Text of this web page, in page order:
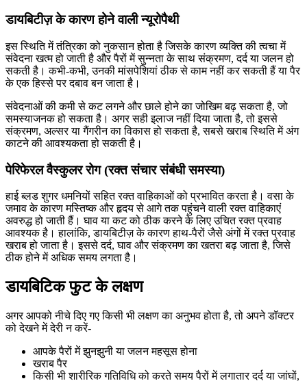
डायबिटीज़ के कारण होने वाली न्यूरोपैथी
इस स्थिति में तंत्रिका को नुकसान होता है जिसके कारण व्यक्ति की त्वचा में
संवेदना खत्म हो जाती है और पैरों में सुन्नता के साथ संक्रमण, दर्द या जलन हो
सकती है। कभी-कभी, उनकी मांसपेशियां ठीक से काम नहीं कर सकती हैं या पैर
के एक हिस्से पर दबाव बन जाता है।
संवेदनाओं की कमी से कट लगने और छाले होने का जोखिम बढ़ सकता है, जो
समस्याजनक हो सकता है। अगर सही इलाज नहीं दिया जाता है, तो इससे
संक्रमण, अल्सर या गैंगरीन का विकास हो सकता है, सबसे खराब स्थिति में अंग
काटने की आवश्यकता हो सकती है।
पेरिफेरल वैस्कुलर रोग (रक्त संचार संबंधी समस्या)
हाई ब्लड शुगर धमनियों सहित रक्त वाहिकाओं को प्रभावित करता है। वसा के
जमाव के कारण मस्तिष्क और हृदय से आगे तक पहुंचने वाली रक्त वाहिकाएं
अवरुद्ध हो जाती हैं। घाव या कट को ठीक करने के लिए उचित रक्त प्रवाह
आवश्यक है। हालांकि, डायबिटीज़ के कारण हाथ-पैरों जैसे अंगों में रक्त प्रवाह
खराब हो जाता है। इससे दर्द, घाव और संक्रमण का खतरा बढ़ जाता है, जिसे
ठीक होने में अधिक समय लगता है।
डायबिटिक फुट के लक्षण
अगर आपको नीचे दिए गए किसी भी लक्षण का अनुभव होता है, तो अपने डॉक्टर
को देखने में देरी न करें-
आपके पैरों में झुनझुनी या जलन महसूस होना
खराब पैर
किसी भी शारीरिक गतिविधि को करते समय पैरों में लगातार दर्द या जांघों,